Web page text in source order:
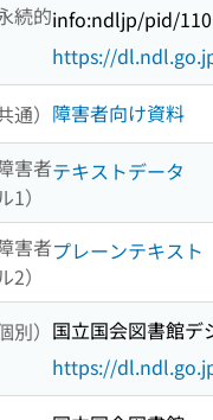
続的info:ndljp/pid/
https://
） 障害者向け資料
害者
）
テキストデータ
害者
）
プレーンテキスト
） 国立国会図書館デ
https://